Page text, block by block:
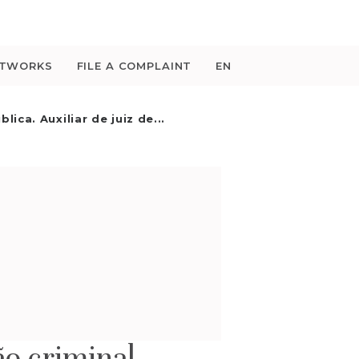
FILE A COMPLAINT EN
Auxiliar de juiz de...